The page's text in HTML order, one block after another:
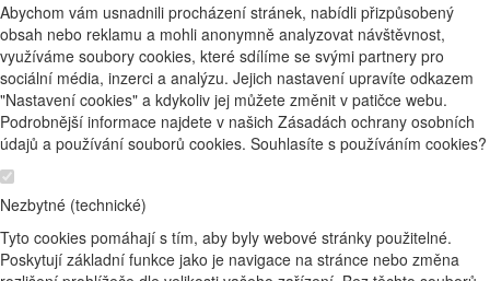
Abychom vám usnadnili procházení stránek, nabídli přizpůsobený
obsah nebo reklamu a mohli anonymně analyzovat návštěvnost,
využíváme soubory cookies, které sdílíme se svými partnery pro
sociální média, inzerci a analýzu. Jejich nastavení upravíte odkazem
"Nastavení cookies" a kdykoliv jej můžete změnit v patičce webu.
Podrobnější informace najdete v našich Zásadách ochrany osobních
údajů a používání souborů cookies. Souhlasíte s používáním cookies?
Nezbytné (technické)
Tyto cookies pomáhají s tím, aby byly webové stránky použitelné.
Poskytují základní funkce jako je navigace na stránce nebo změna